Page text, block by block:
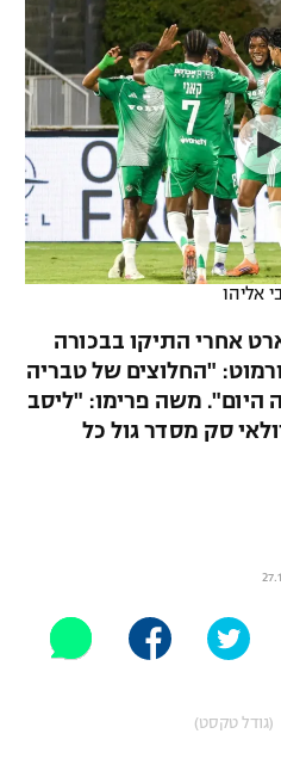
אליהו
אחרי התיקו בבכורה
"החלוצים של טבריה
היום". משה פרימו: "ליסב
סק מסדר גול כל
(גודל טקסט)